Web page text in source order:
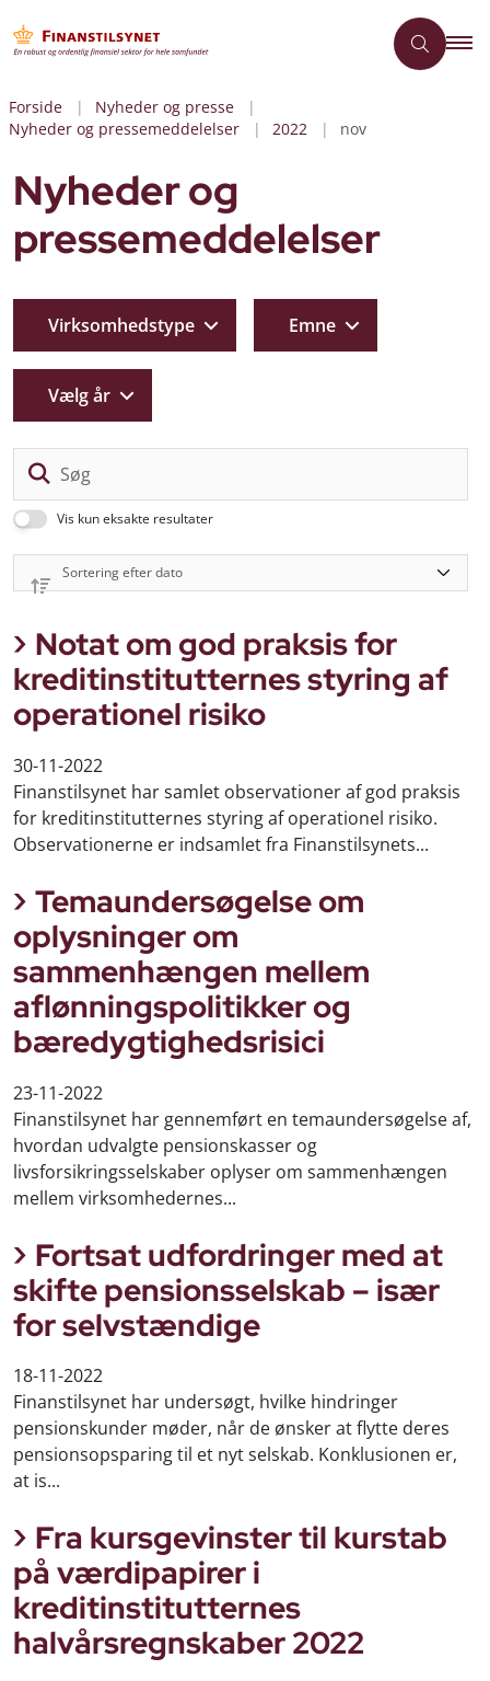
Forside
Nyheder og presse
Nyheder og pressemeddelelser
2022 nov
Nyheder og
pressemeddelelser
Vis kun eksakte resultater
Virksomhedstype Emne
Vælg år
Notat om god praksis for
kreditinstitutternes styring af
operationel risiko
30-11-2022
Finanstilsynet har samlet observationer af god praksis
for kreditinstitutternes styring af operationel risiko.
Observationerne er indsamlet fra Finanstilsynets...
Temaundersøgelse om
oplysninger om
sammenhængen mellem
aflønningspolitikker og
bæredygtighedsrisici
23-11-2022
Finanstilsynet har gennemført en temaundersøgelse af,
hvordan udvalgte pensionskasser og
livsforsikringsselskaber oplyser om sammenhængen
mellem virksomhedernes...
Fortsat udfordringer med at
skifte pensionsselskab – især
for selvstændige
18-11-2022
Finanstilsynet har undersøgt, hvilke hindringer
pensionskunder møder, når de ønsker at flytte deres
pensionsopsparing til et nyt selskab. Konklusionen er,
at is...
Fra kursgevinster til kurstab
på værdipapirer i
kreditinstitutternes
halvårsregnskaber 2022